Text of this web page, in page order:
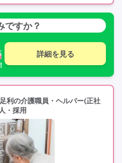
ですか？
詳細を見る
利の介護職員・ヘルパー(正社
・採用